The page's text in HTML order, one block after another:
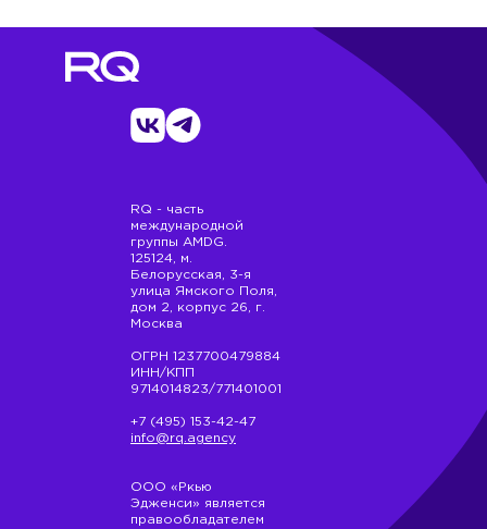
RQ - часть
международной
группы AMDG.
125124, м.
Белорусская, 3-я
улица Ямского Поля,
дом 2, корпус 26, г.
Москва
ОГРН 1237700479884
ИНН/КПП
9714014823/771401001
+7 (495) 153-42-47
info@rq.agency
ООО «Ркью
Эдженси» является
правообладателем